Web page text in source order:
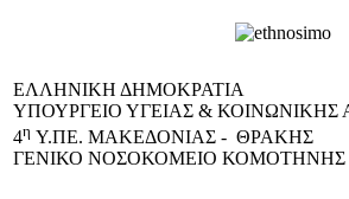
EΛΛΗΝΙΚΗ ΔΗΜΟΚΡΑΤΙΑ
ΥΠΟΥΡΓΕΙΟ ΥΓΕΙΑΣ &
4η Υ.ΠΕ. ΜΑΚΕΔΟΝΙΑΣ - ΘΡΑΚΗΣ
ΓΕΝΙΚΟ NΟΣΟΚΟΜΕΙΟ ΚΟΜΟΤΗΝΗΣ